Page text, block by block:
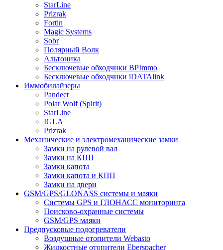
StarLine
Prizrak
Fortin
Magic Systems
Sobr
Полярный Волк
Альтоника
Бесключевые обходчики BPImmo
Бесключевые обходчики iDATAlink
Иммобилайзеры
Pandect
Polar Wolf (Spirit)
StarLine
IGLA
Prizrak
Механические и электромеханические замки
Замки на рулевой вал
Замки на КПП
Замки капота
Замки капота и КПП
Замки на двери
GSM/GPS/GLONASS системы и маяки
Системы GPS и ГЛОНАСС мониторинга
Поисково-охранные системы
GSM/GPS маяки
Предпусковые подогреватели
Воздушные отопители Webasto
Жидкостные отопители Eberspacher